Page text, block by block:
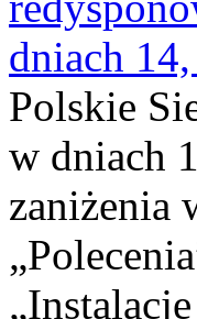
dniach
Polskie
w dniach
zaniżenia